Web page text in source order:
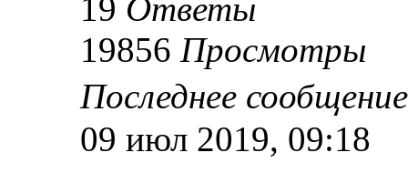
19 Ответы
19856 Просмотры
Последнее
09 июл 2019, 09:18